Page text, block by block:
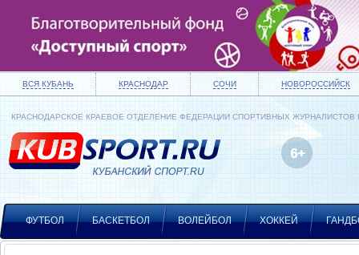
ВСЯ КУБАНЬ КРАСНОДАР СОЧИ НОВОРОССИЙСК
КРАСНОДАРСКОЕ КРАЕВОЕ ОТДЕЛЕНИЕ ФЕДЕРАЦИИ СПОРТИВНЫХ ЖУРНАЛИСТОВ
ФУТБОЛ БАСКЕТБОЛ ВОЛЕЙБОЛ ХОККЕЙ